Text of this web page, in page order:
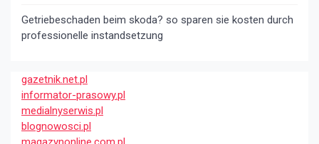
Getriebeschaden beim skoda? so sparen sie kosten durch
professionelle instandsetzung
gazetnik.net.pl
informator-prasowy.pl
medialnyserwis.pl
blognowosci.pl